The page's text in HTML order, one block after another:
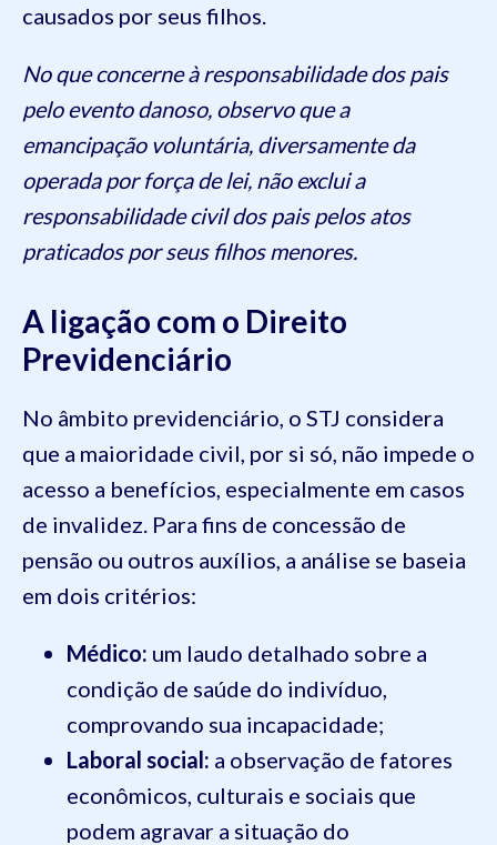
causados por seus filhos.
No que concerne à responsabilidade dos pais
pelo evento danoso, observo que a
emancipação voluntária, diversamente da
operada por força de lei, não exclui a
responsabilidade civil dos pais pelos atos
praticados por seus filhos menores.
A ligação com o Direito
Previdenciário
No âmbito previdenciário, o STJ considera
que a maioridade civil, por si só, não impede o
acesso a benefícios, especialmente em casos
de invalidez. Para fins de concessão de
pensão ou outros auxílios, a análise se baseia
em dois critérios:
Médico: um laudo detalhado sobre a
condição de saúde do indivíduo,
comprovando sua incapacidade;
Laboral social: a observação de fatores
econômicos, culturais e sociais que
podem agravar a situação do